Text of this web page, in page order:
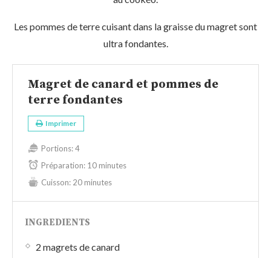
Les pommes de terre cuisant dans la graisse du magret sont
ultra fondantes.
Magret de canard et pommes de
terre fondantes
Imprimer
Portions:4
Préparation: 10 minutes
Cuisson: 20 minutes
INGREDIENTS
2 magrets de canard